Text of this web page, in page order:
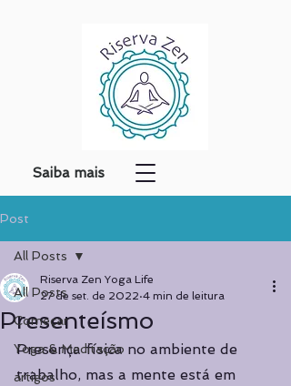
Saiba mais
Post
All Posts
Começar
Yoga & Meditação
artigos
All Posts
Presenteísmo
Riserva Zen Yoga Life
27 de set. de 2022 4 min de leitura
Presença física no ambiente de
trabalho, mas a mente está em